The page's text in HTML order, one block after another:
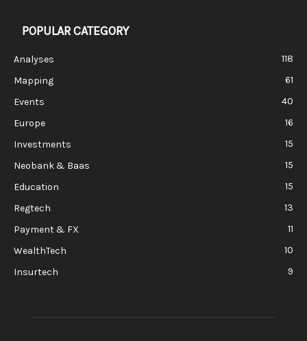
POPULAR CATEGORY
Analyses
118
Mapping
61
Events
40
Europe
16
Investments
15
Neobank & Baas
15
Education
15
Regtech
13
Payment & FX
11
WealthTech
10
Insurtech
9